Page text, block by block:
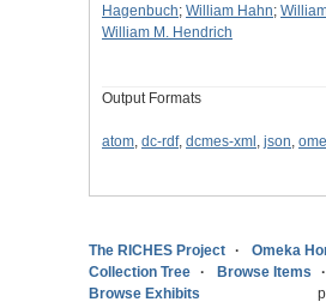
Hagenbuch; William Hahn;
William M. Hendrich
Output Formats
atom, dc-rdf, dcmes-xml , json,
The RICHES Project
Omeka
Collection Tree
Browse Items
Browse Exhibits